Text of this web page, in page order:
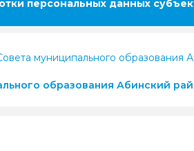
персональных данных
муниципального образования
образования Абинский